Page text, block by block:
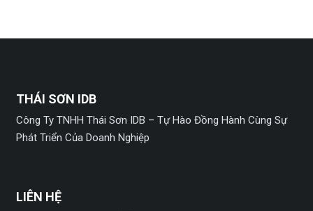
THÁI SƠN IDB
Công Ty TNHH Thái Sơn IDB – Tự Hào Đồng Hành Cùng Sự
Phát Triển Của Doanh Nghiệp
LIÊN HỆ